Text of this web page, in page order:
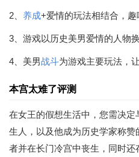
2、 养成+爱情的玩法相结合，趣
3、游戏以历史美男爱情的人物
4、美男战斗为游戏主要玩法，
本宫太难了评测
在女王的假想生活中，您需决定
生人，以及他成为历史学家称
者并在长门冷宫中丧生，同时还